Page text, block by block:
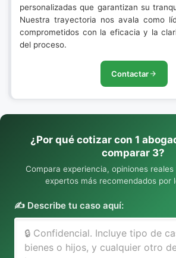
personalizadas que garantizan su
Nuestra trayectoria nos avala como
comprometidos con la eficacia y la
del proceso.
Contactar
¿Por qué cotizar con 1
comparar 3?
Compara experiencia, opiniones
expertos más recomendados por
✍️ Describe tu caso aquí: